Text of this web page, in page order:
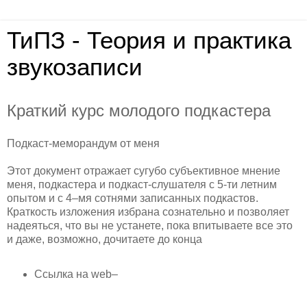
ТиПЗ - Теория и практика
звукозаписи
Краткий курс молодого подкастера
Подкаст-меморандум от меня
Этот документ отражает сугубо субъективное мнение
меня, подкастера и подкаст-слушателя с 5-ти летним
опытом и с 4–мя сотнями записанных подкастов.
Краткость изложения избрана сознательно и позволяет
надеяться, что вы не устанете, пока впитываете все это
и даже, возможно, дочитаете до конца
Ссылка на web–